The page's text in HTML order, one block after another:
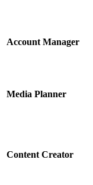
Account Manager
Media Planner
Content Creator